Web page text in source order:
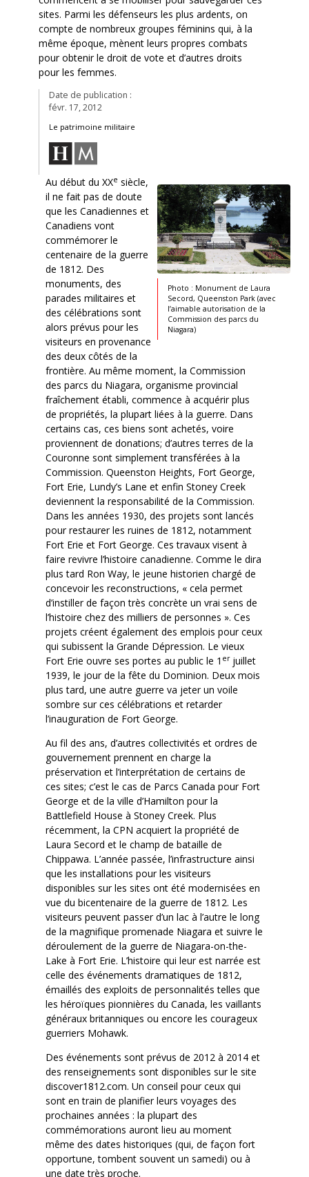
Date de publication :
févr. 17, 2012
Le patrimoine militaire
sites. Parmi les défenseurs les plus ardents, on
compte de nombreux groupes féminins qui, à la
même époque, mènent leurs propres combats
pour obtenir le droit de vote et d’autres droits
pour les femmes.
Photo : Monument de Laura
Secord, Queenston Park (avec
l’aimable autorisation de la
Commission des parcs du
Niagara)
Au début du XXe siècle,
il ne fait pas de doute
que les Canadiennes et
Canadiens vont
commémorer le
centenaire de la guerre
de 1812. Des
monuments, des
parades militaires et
des célébrations sont
alors prévus pour les
visiteurs en provenance
des deux côtés de la
frontière. Au même moment, la Commission
des parcs du Niagara, organisme provincial
fraîchement établi, commence à acquérir plus
de propriétés, la plupart liées à la guerre. Dans
certains cas, ces biens sont achetés, voire
proviennent de donations; d’autres terres de la
Couronne sont simplement transférées à la
Commission. Queenston Heights, Fort George,
Fort Erie, Lundy’s Lane et enfin Stoney Creek
deviennent la responsabilité de la Commission.
Dans les années 1930, des projets sont lancés
pour restaurer les ruines de 1812, notamment
Fort Erie et Fort George. Ces travaux visent à
faire revivre l’histoire canadienne. Comme le dira
plus tard Ron Way, le jeune historien chargé de
concevoir les reconstructions, « cela permet
d’instiller de façon très concrète un vrai sens de
l’histoire chez des milliers de personnes ». Ces
projets créent également des emplois pour ceux
qui subissent la Grande Dépression. Le vieux
Fort Erie ouvre ses portes au public le 1 erjuillet
1939, le jour de la fête du Dominion. Deux mois
plus tard, une autre guerre va jeter un voile
sombre sur ces célébrations et retarder
l’inauguration de Fort George.
Au fil des ans, d’autres collectivités et ordres de
gouvernement prennent en charge la
préservation et l’interprétation de certains de
ces sites; c’est le cas de Parcs Canada pour Fort
George et de la ville d’Hamilton pour la
Battlefield House à Stoney Creek. Plus
récemment, la CPN acquiert la propriété de
Laura Secord et le champ de bataille de
Chippawa. L’année passée, l’infrastructure ainsi
que les installations pour les visiteurs
disponibles sur les sites ont été modernisées en
vue du bicentenaire de la guerre de 1812. Les
visiteurs peuvent passer d’un lac à l’autre le long
de la magnifique promenade Niagara et suivre le
déroulement de la guerre de Niagara-on-the-
Lake à Fort Erie. L’histoire qui leur est narrée est
celle des événements dramatiques de 1812,
émaillés des exploits de personnalités telles que
les héroïques pionnières du Canada, les vaillants
généraux britanniques ou encore les courageux
guerriers Mohawk.
Des événements sont prévus de 2012 à 2014 et
des renseignements sont disponibles sur le site
discover1812.com. Un conseil pour ceux qui
sont en train de planifier leurs voyages des
prochaines années : la plupart des
commémorations auront lieu au moment
même des dates historiques (qui, de façon fort
opportune, tombent souvent un samedi) ou à
une date très proche.